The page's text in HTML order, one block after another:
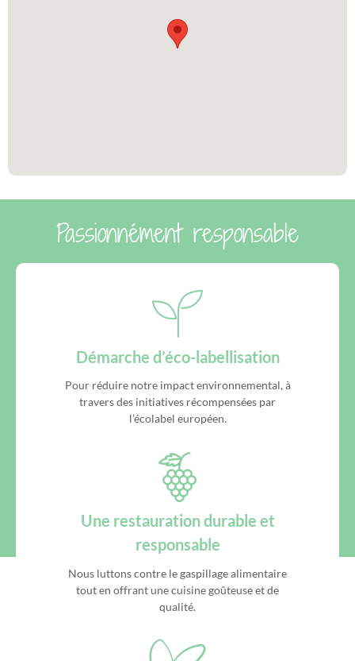
Passionnément responsable
Démarche d’éco-labellisation
Pour réduire notre impact environnemental, à
travers des initiatives récompensées par
l’écolabel européen.
Une restauration durable et
responsable
Nous luttons contre le gaspillage alimentaire
tout en offrant une cuisine goûteuse et de
qualité.